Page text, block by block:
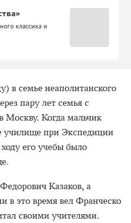
классика и
в семье неаполитанского
пару лет семья с
Когда мальчик
училище при Экспедиции
его учебы было
Казаков, а
в это время вел Франческо
своими учителями.